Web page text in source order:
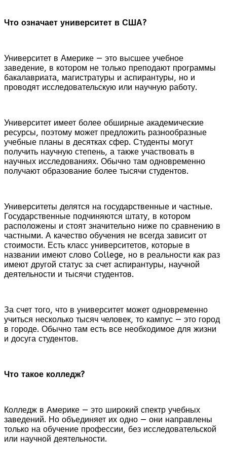
Что означает университет в США?
Университет в Америке — это высшее учебное
заведение, в котором не только преподают программы
бакалавриата, магистратуры и аспирантуры, но и
проводят исследовательскую или научную работу.
Университет имеет более обширные академические
ресурсы, поэтому может предложить разнообразные
учебные планы в десятках сфер. Студенты могут
получить научную степень, а также участвовать в
научных исследованиях. Обычно там одновременно
получают образование более тысячи студентов.
Университеты делятся на государственные и частные.
Государственные подчиняются штату, в котором
расположены и стоят значительно ниже по сравнению в
частными. А качество обучения не всегда зависит от
стоимости. Есть класс университетов, которые в
названии имеют слово College, но в реальности как раз
имеют другой статус за счет аспирантуры, научной
деятельности и тысячи студентов.
За счет того, что в университет может одновременно
учиться несколько тысяч человек, то кампус — это город
в городе. Обычно там есть все необходимое для жизни
и досуга студентов.
Что такое колледж?
Колледж в Америке — это широкий спектр учебных
заведений. Но объединяет их одно — они направлены
только на обучение профессии, без исследовательской
или научной деятельности.